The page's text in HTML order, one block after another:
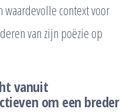
context voor
van zijn poëzie op
vanuit
om een breder